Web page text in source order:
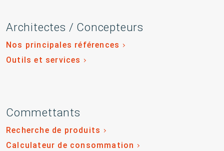
Architectes / Concepteurs
Nos principales références
Outils et services
Commettants
Recherche de produits
Calculateur de consommation